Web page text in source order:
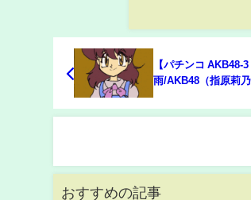
【パチンコ AKB48-
雨/AKB48（指原莉
おすすめの記事